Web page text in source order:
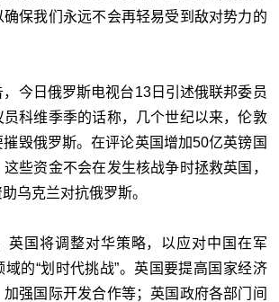
保我们永远不会再轻易受到敌对势力的
今日俄罗斯电视台13日引述俄联邦委员
科维季季的话称，几个世纪以来，伦敦
毁俄罗斯。在评论英国增加50亿英镑国
些资金不会在发生核战争时拯救英国，
乌克兰对抗俄罗斯。
英国将调整对华策略，以应对中国在军
的“划时代挑战”。英国要提高国家经济
强国际开发合作等；英国政府各部门间